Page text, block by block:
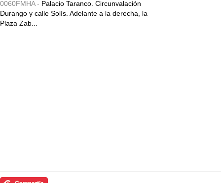
0060FMHA - Palacio Taranco. Circunvalación
Durango y calle Solís. Adelante a la derecha, la
Plaza Zab...